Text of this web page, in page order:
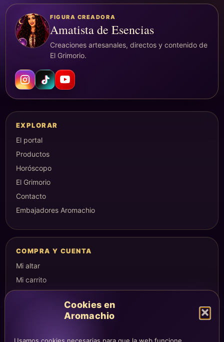
Cookies en
Aromachio
FIGURA CREADORA
Amatista de Esencias
Creaciones artesanales, directos y contenido de
El Grimorio.
EXPLORAR
El portal
Productos
Horóscopo
El Grimorio
Contacto
Embajadores Aromachio
COMPRA Y CUENTA
Mi altar
Mi carrito
Condiciones de compra
Envíos y devoluciones